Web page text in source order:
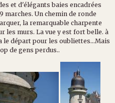
et d'élégants baies encadrées
Un chemin de ronde
la remarquable charpente
les murs. La vue y est fort belle. à
le départ pour les oubliettes...Mais
de gens perdus..